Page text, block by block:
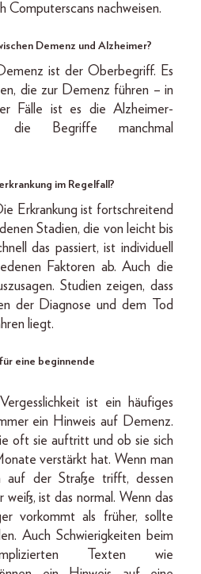
Computerscans nachweisen.
Demenz und Alzheimer?
ist der Oberbegriff. Es
die zur Demenz führen – in
Fälle ist es die Alzheimer-
die Begriffe manchmal
im Regelfall?
Erkrankung ist fortschreitend
Stadien, die von leicht bis
das passiert, ist individuell
Faktoren ab. Auch die
Studien zeigen, dass
der Diagnose und dem Tod
liegt.
eine beginnende
Vergesslichkeit ist ein häufiges
ein Hinweis auf Demenz.
oft sie auftritt und ob sie sich
verstärkt hat. Wenn man
auf der Straße trifft, dessen
ist das normal. Wenn das
vorkommt als früher, sollte
Auch Schwierigkeiten beim
Texten wie